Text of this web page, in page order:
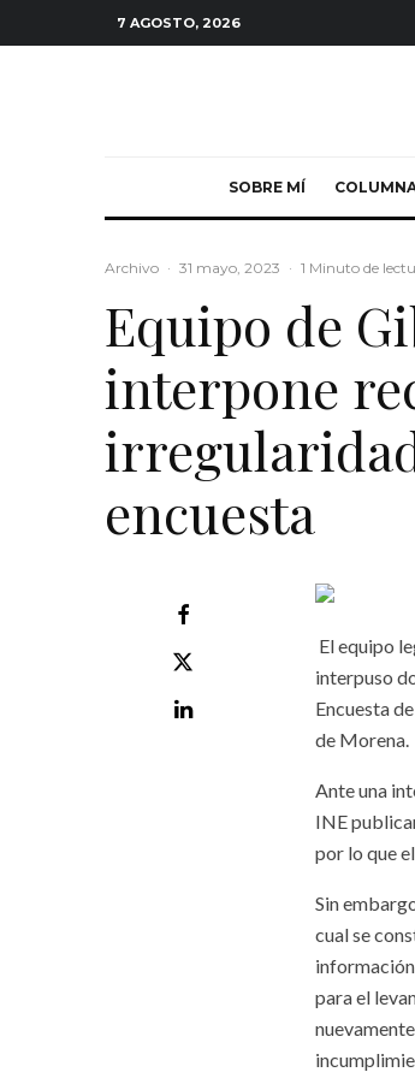
7 AGOSTO, 2026
SOBRE MÍ
Archivo · 31 mayo, 2023 · 1 Minuto de
Equipo de
interpone
encuesta
El equipo
interpuso
Encuesta
de Morena.
Ante una
INE
por lo que
Sin
cual se
para el